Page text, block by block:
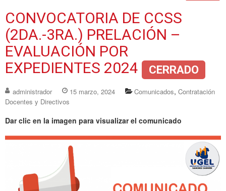
CONVOCATORIA DE CCSS
(2DA.-3RA.) PRELACIÓN –
EVALUACIÓN POR
EXPEDIENTES 2024
CERRADO
administrador 15 marzo, 2024 Comunicados, Contratación
Docentes y Directivos
Dar clic en la imagen para visualizar el comunicado